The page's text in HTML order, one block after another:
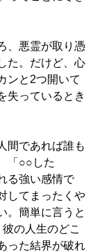
、悪霊が取り憑
た。だけど、心
ンと2つ開いて
失っているとき
間であれば誰も
「○○した
る強い感情で
してまったくや
。簡単に言うと
の人生のどこ
った結界が破れ